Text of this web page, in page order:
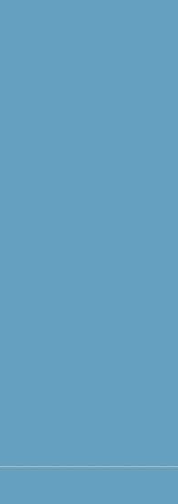
- Van harte proficiat!